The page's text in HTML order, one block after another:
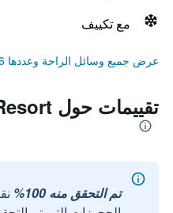
مع تكييف
عرض جميع وسائل الراحة وعددها 6
تقييمات حول Parai Mountain Resort
تم التحقق منه 100%